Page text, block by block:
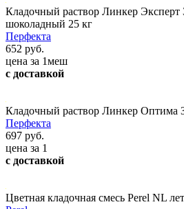
Кладочный раствор Линкер Эксперт
шоколадный 25 кг
Перфекта
652 руб.
цена за 1меш
с доставкой
Кладочный раствор Линкер Оптима
Перфекта
697 руб.
цена за 1
с доставкой
Цветная кладочная смесь Perel NL